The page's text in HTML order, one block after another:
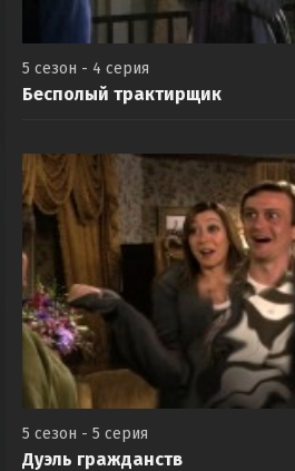
5 сезон - 4 серия
Бесполый трактирщик
5 сезон - 5 серия
Дуэль гражданств